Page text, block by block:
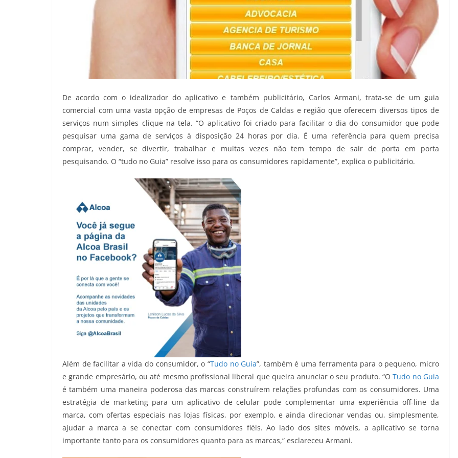
De acordo com o idealizador do aplicativo e também publicitário, Carlos Armani, trata-se de um guia
comercial com uma vasta opção de empresas de Poços de Caldas e região que oferecem diversos tipos de
serviços num simples clique na tela. “O aplicativo foi criado para facilitar o dia do consumidor que pode
pesquisar uma gama de serviços à disposição 24 horas por dia. É uma referência para quem precisa
comprar, vender, se divertir, trabalhar e muitas vezes não tem tempo de sair de porta em porta
pesquisando. O “tudo no Guia” resolve isso para os consumidores rapidamente”, explica o publicitário.
Além de facilitar a vida do consumidor, o “Tudo no Guia”, também é uma ferramenta para o pequeno, micro
e grande empresário, ou até mesmo profissional liberal que queira anunciar o seu produto. “OTudo no Guia
é também uma maneira poderosa das marcas construírem relações profundas com os consumidores. Uma
estratégia de marketing para um aplicativo de celular pode complementar uma experiência off-line da
marca, com ofertas especiais nas lojas físicas, por exemplo, e ainda direcionar vendas ou, simplesmente,
ajudar a marca a se conectar com consumidores fiéis. Ao lado dos sites móveis, a aplicativo se torna
importante tanto para os consumidores quanto para as marcas,“ esclareceu Armani.